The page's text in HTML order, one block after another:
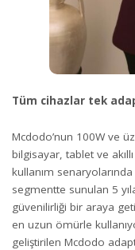
Tüm cihazlar tek
Mcdodo’nun 100W ve
bilgisayar, tablet ve
kullanım
segmentte sunulan 5
güvenilirliği bir araya
en uzun ömürle
geliştirilen Mcdodo